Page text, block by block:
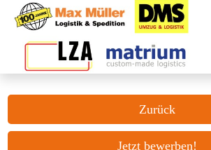
Stellenangebote
Unternehmensgruppe
Zurück
Jetzt bewerben!